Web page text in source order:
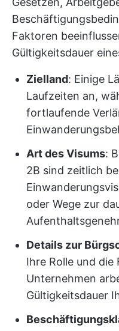
Faktoren
Gültigkeitsdauer
Zielland: Einige
Laufzeiten an,
fortlaufende
Art des Visums:
2B sind zeitlich
oder Wege zur
Details zur
Ihre Rolle und die
Unternehmen
Gültigkeitsdauer